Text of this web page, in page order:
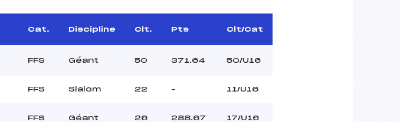
Cat. Discipline Clt. Pts Clt/Cat
FFS Géant 50 371.64 50/U16
FFS Slalom 22 – 11/U16
FFS Géant 26 288.67 17/U16